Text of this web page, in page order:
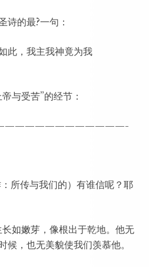
诗的最?一句：
此，我主我神竟为我
与受苦”的经节：
所传与我们的）有谁信呢？耶
如嫩芽，像根出于乾地。他无
候，也无美貌使我们羡慕他。